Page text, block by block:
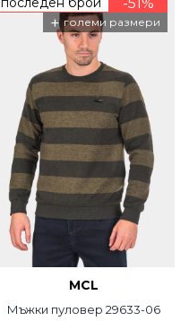
-51%
+ големи размери
MCL
Мъжки пуловер 29633-06